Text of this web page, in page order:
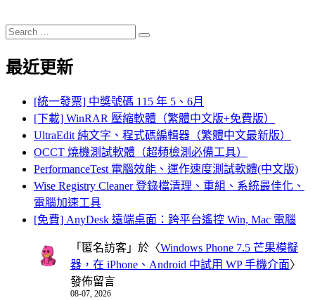
Search
for:
Search
最近更新
[統一發票] 中獎號碼 115 年 5、6月
[下載] WinRAR 壓縮軟體（繁體中文版+免費版）
UltraEdit 純文字、程式碼編輯器（繁體中文最新版）
OCCT 燒機測試軟體（超頻檢測必備工具）
PerformanceTest 電腦效能、運作速度測試軟體(中文版)
Wise Registry Cleaner 登錄檔清理、重組、系統最佳化、
電腦加速工具
[免費] AnyDesk 遠端桌面：跨平台遙控 Win, Mac 電腦
「 匿名訪客 」於〈Windows Phone 7.5 芒果模擬
器，在 iPhone、Android 中試用 WP 手機介面〉
發佈留言
08-07, 2026